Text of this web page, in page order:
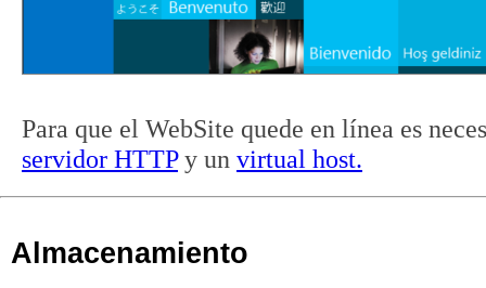
Para que el WebSite quede en línea es
servidor HTTPy un virtual host.
Almacenamiento